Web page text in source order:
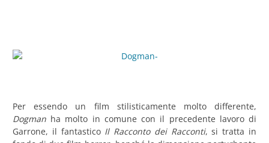
Per essendo un film stilisticamente molto differente,
Dogman ha molto in comune con il precedente lavoro di
Garrone, il fantastico Il Racconto dei Racconti, si tratta in